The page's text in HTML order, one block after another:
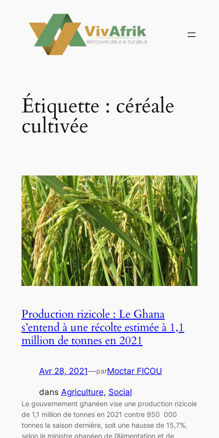
contenu
Étiquette : céréale
cultivée
Production rizicole : Le Ghana
s’entend à une récolte estimée à 1,1
million de tonnes en 2021
Avr 28, 2021—parMoctar FICOU
dans Agriculture, Social
Le gouvernement ghanéen vise une production rizicole
de 1,1 million de tonnes en 2021 contre 950 000
tonnes la saison dernière, soit une hausse de 15,7%,
selon le ministre ghanéen de l’Alimentation et de